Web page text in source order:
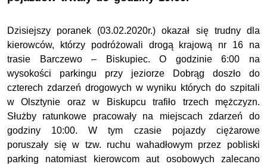
Dzisiejszy poranek (03.02.2020r.) okazał się trudny dla
kierowców, którzy podróżowali drogą krajową nr 16 na
trasie Barczewo – Biskupiec. O godzinie 6:00 na
wysokości parkingu przy jeziorze Dobrąg doszło do
czterech zdarzeń drogowych w wyniku których do szpitali
w Olsztynie oraz w Biskupcu trafiło trzech mężczyzn.
Służby ratunkowe pracowały na miejscach zdarzeń do
godziny 10:00. W tym czasie pojazdy ciężarowe
poruszały się w tzw. ruchu wahadłowym przez pobliski
parking natomiast kierowcom aut osobowych zalecano